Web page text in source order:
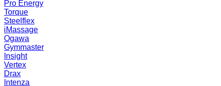
Pro Energy
Torque
Steelflex
iMassage
Ogawa
Gymmaster
Insight
Vertex
Drax
Intenza